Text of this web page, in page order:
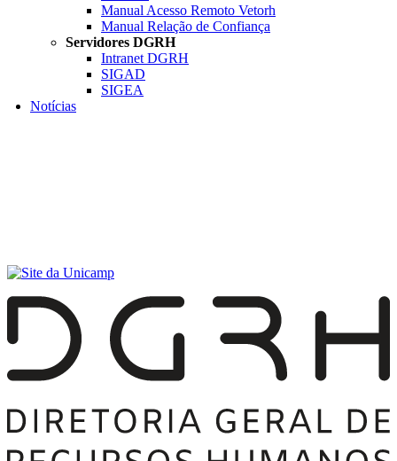
Manual Acesso Remoto Vetorh
Manual Relação de Confiança
Servidores DGRH
Intranet DGRH
SIGAD
SIGEA
Notícias